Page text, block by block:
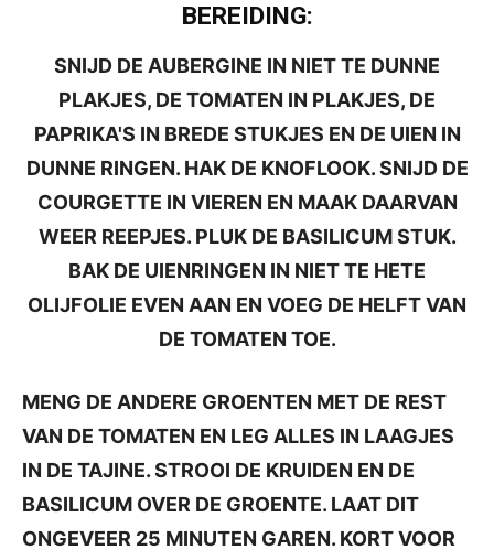
BEREIDING:
SNIJD DE AUBERGINE IN NIET TE DUNNE
PLAKJES, DE TOMATEN IN PLAKJES, DE
PAPRIKA'S IN BREDE STUKJES EN DE UIEN IN
DUNNE RINGEN. HAK DE KNOFLOOK. SNIJD DE
COURGETTE IN VIEREN EN MAAK DAARVAN
WEER REEPJES. PLUK DE BASILICUM STUK.
BAK DE UIENRINGEN IN NIET TE HETE
OLIJFOLIE EVEN AAN EN VOEG DE HELFT VAN
DE TOMATEN TOE.
MENG DE ANDERE GROENTEN MET DE REST
VAN DE TOMATEN EN LEG ALLES IN LAAGJES
IN DE TAJINE. STROOI DE KRUIDEN EN DE
BASILICUM OVER DE GROENTE. LAAT DIT
ONGEVEER 25 MINUTEN GAREN. KORT VOOR